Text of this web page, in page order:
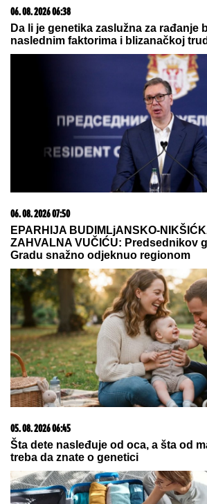
03. 08. 2026 13:23
Hibrid broj 1 koji osvaja Evropu,
akcijskoj ceni od 19.990€ do 31.8.
06. 08. 2026 09:39
Marija (3) se igrala u dvorištu i samo
42 godine otac je pronašao,
gde je bila
23. 07. 2026 12:47
Letnje večeri u gradu više nisu
Zašto sve više ljudi bira večeru koja
pretvori u druženje